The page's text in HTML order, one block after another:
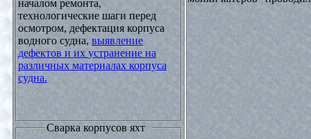
началом ремонта,
технологические шаги перед
осмотром, дефектация корпуса
водного судна, выявление
дефектов и их устранение на
различных материалах корпуса
судна.
Сварка корпусов яхт